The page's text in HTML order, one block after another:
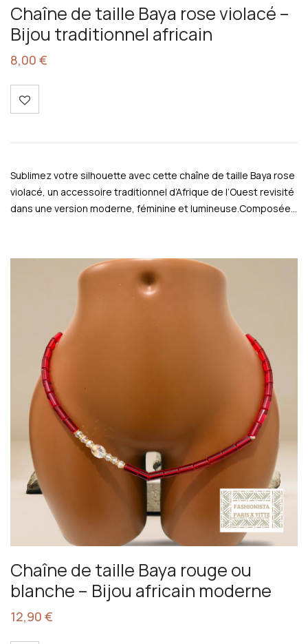
Chaîne de taille Baya rose violacé –
Bijou traditionnel africain
8,00 €
Sublimez votre silhouette avec cette chaîne de taille Baya rose
violacé, un accessoire traditionnel d’Afrique de l’Ouest revisité
dans une version moderne, féminine et lumineuse.Composée…
Chaîne de taille Baya rouge ou
blanche – Bijou africain moderne
12,90 €